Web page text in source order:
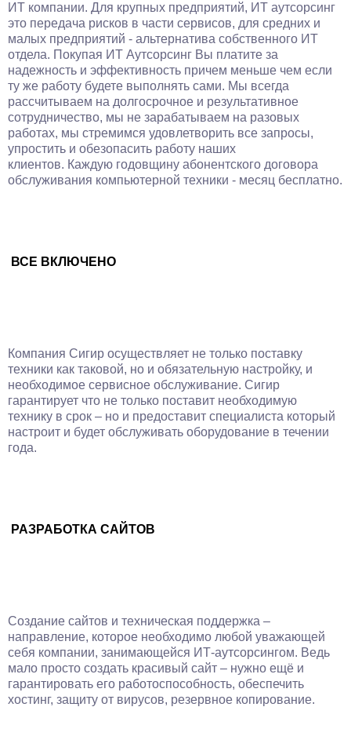
ИТ компании. Для крупных предприятий, ИТ аутсорсинг
это передача рисков в части сервисов, для средних и
малых предприятий - альтернатива собственного ИТ
отдела. Покупая ИТ Аутсорсинг Вы платите за
надежность и эффективность причем меньше чем если
ту же работу будете выполнять сами. Мы всегда
рассчитываем на долгосрочное и результативное
сотрудничество, мы не зарабатываем на разовых
работах, мы стремимся удовлетворить все запросы,
упростить и обезопасить работу наших
клиентов. Каждую годовщину абонентского договора
обслуживания компьютерной техники - месяц бесплатно.
ВСЕ ВКЛЮЧЕНО
Компания Сигир осуществляет не только поставку
техники как таковой, но и обязательную настройку, и
необходимое сервисное обслуживание. Сигир
гарантирует что не только поставит необходимую
технику в срок – но и предоставит специалиста который
настроит и будет обслуживать оборудование в течении
года.
РАЗРАБОТКА САЙТОВ
Создание сайтов и техническая поддержка –
направление, которое необходимо любой уважающей
себя компании, занимающейся ИТ-аутсорсингом. Ведь
мало просто создать красивый сайт – нужно ещё и
гарантировать его работоспособность, обеспечить
хостинг, защиту от вирусов, резервное копирование.